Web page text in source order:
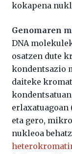
kokapena
Genomaren
DNA
osatzen dute
kondentsazio
daiteke
eta gero,
nukleoa